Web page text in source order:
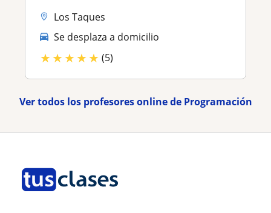
Los Taques
Se desplaza a domicilio
★★★★★ (5)
Ver todos los profesores online de Programación